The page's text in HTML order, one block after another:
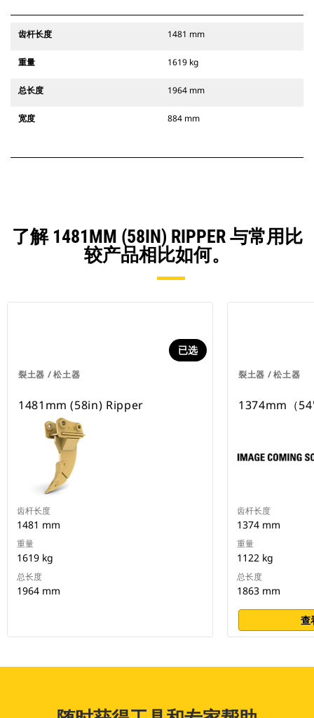
齿杆长度 1481 mm
重量 1619 kg
总长度 1964 mm
宽度 884 mm
了解 1481MM (58IN) RIPPER 与常用比
较产品相比如何。
裂土器 / 松土器
已选
1481mm (58in) Ripper
齿杆长度
1481 mm
重量
1619 kg
总长度
1964 mm
裂土器 / 松土器
1374mm（
齿杆长度
1374 mm
重量
1122 kg
总长度
1863 mm
查